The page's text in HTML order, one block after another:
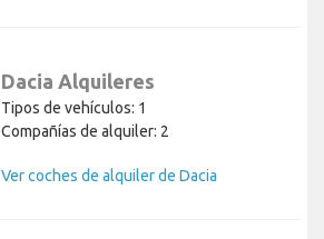
Dacia Alquileres
Tipos de vehículos: 1
Compañías de alquiler: 2
Ver coches de alquiler de Dacia